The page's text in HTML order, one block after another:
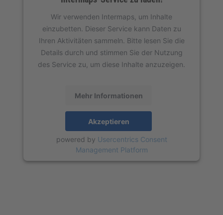
Wir verwenden Intermaps, um Inhalte
einzubetten. Dieser Service kann Daten zu
Ihren Aktivitäten sammeln. Bitte lesen Sie die
Details durch und stimmen Sie der Nutzung
des Service zu, um diese Inhalte anzuzeigen.
Mehr Informationen
Akzeptieren
powered by Usercentrics Consent
Management Platform